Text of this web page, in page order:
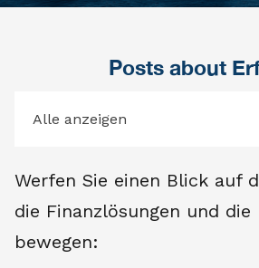
Posts about
Alle anzeigen
Werfen Sie einen Blick auf
die Finanzlösungen und die
bewegen: